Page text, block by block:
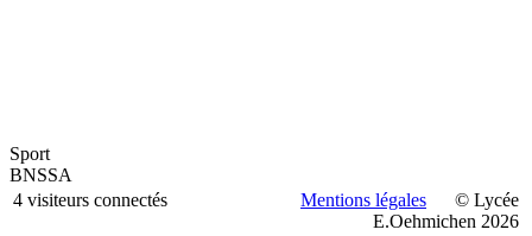
Sport
BNSSA
4 visiteurs connectés
Mentions légales © Lycée
E.Oehmichen 2026